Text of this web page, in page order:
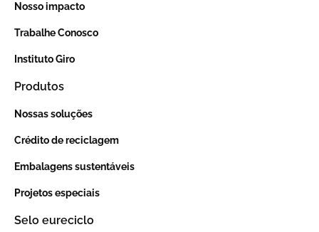
Nosso impacto
Trabalhe Conosco
Instituto Giro
Produtos
Nossas soluções
Crédito de reciclagem
Embalagens sustentáveis
Projetos especiais
Selo eureciclo